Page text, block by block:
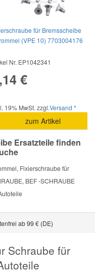
für Bremsscheibe
(VPE 10) 7703004176
Nr. EP1042341
€
19% MwSt. zzgl.Versand *
zum Artikel
Ersatzteile finden
Fixierschraube für
BEF -SCHRAUBE
ab 99 € (DE)
Schraube für